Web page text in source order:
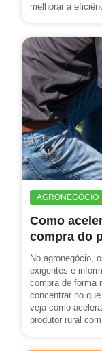
melhorar a
AGRONEGÓCIO
Como
compra do
No agronegócio,
exigentes e
compra de forma
concentrar no
veja como
produtor rural com